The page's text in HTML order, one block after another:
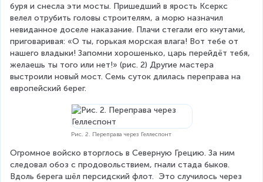
буря и снесла эти мосты. Пришедший в ярость Ксеркс
велел отрубить головы строителям, а морю назначил
невиданное доселе наказание. Плачи стегали его кнутами,
приговаривая: «О ты, горькая морская влага! Вот тебе от
нашего владыки! Запомни хорошенько, царь перейдёт тебя,
желаешь ты того или нет!» (рис. 2) Другие мастера
выстроили новый мост. Семь суток длилась переправа на
европейский берег.
Рис. 2. Переправа через Геллеспонт
Огромное войско вторглось в Северную Грецию. За ним
следовал обоз с продовольствием, гнали стада быков.
Вдоль берега шёл персидский флот.  Это случилось через